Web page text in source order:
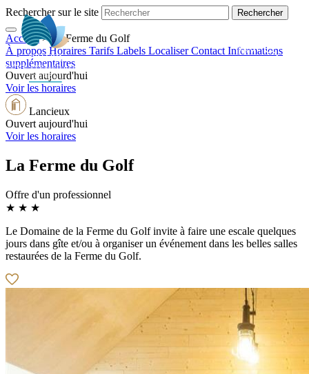
Rechercher sur le site
FR
Accueil>La Ferme du Golf
À propos Horaires Tarifs Labels Localiser Contact Informations
supplémentaires
Ouvert aujourd'hui
Voir les horaires
Lancieux
Ouvert aujourd'hui
Voir les horaires
La Ferme du Golf
Offre d'un professionnel
★ ★ ★
Le Domaine de la Ferme du Golf invite à faire une escale quelques
jours dans gîte et/ou à organiser un événement dans les belles salles
restaurées de la Ferme du Golf.